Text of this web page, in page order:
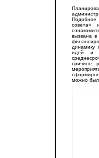
Подобное
совета»
вызвана в
динамику
идей и
причине
можно